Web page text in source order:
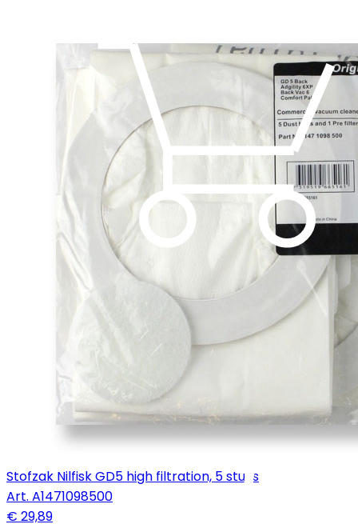
Stofzak Nilfisk GD5 high filtration, 5 stuks
Art. A1471098500
€ 29,89